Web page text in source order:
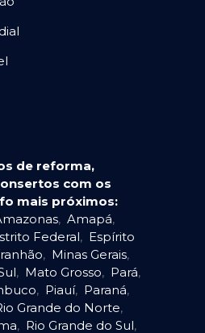
de reforma,
com os
mais próximos:
, Amapá,
Federal, Espírito
, Minas Gerais,
, Mato Grosso, Pará,
, Piauí, Paraná,
Grande do Norte,
, Rio Grande do Sul,